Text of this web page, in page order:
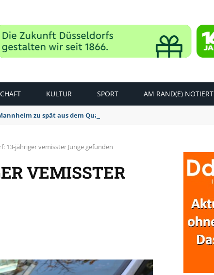
KULTUR SPORT AM RAND(E) NOTIERT
zu spät aus dem Quark: 1:2 Niederlage
13-jähriger vemisster Junge gefunden
VEMISSTER